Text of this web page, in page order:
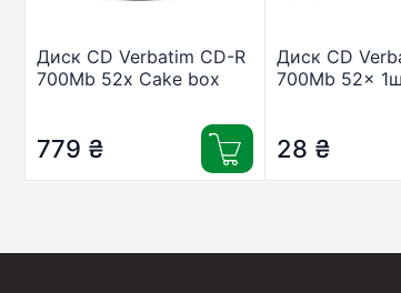
Диск CD Verbatim CD-R
700Mb 52x Cake box
779 ₴
Диск CD
700Mb 52x
28 ₴